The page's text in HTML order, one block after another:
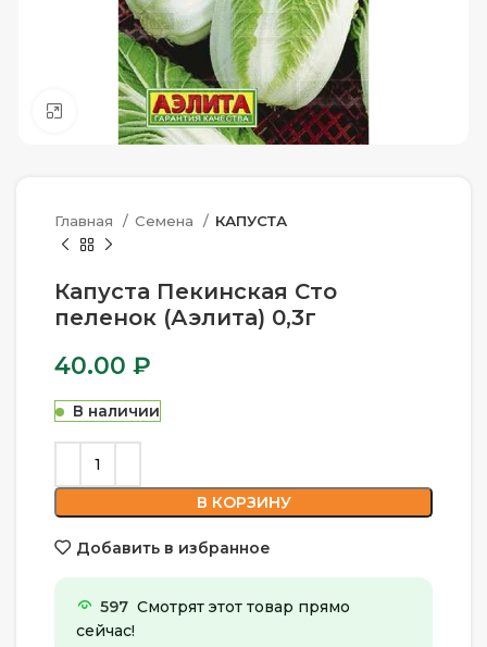
Нажмите, чтобы увеличить
Главная Семена КАПУСТА
Капуста Пекинская Сто
пеленок (Аэлита) 0,3г
40.00 ₽
В наличии
В КОРЗИНУ
Добавить в избранное
597 Смотрят этот товар прямо
сейчас!